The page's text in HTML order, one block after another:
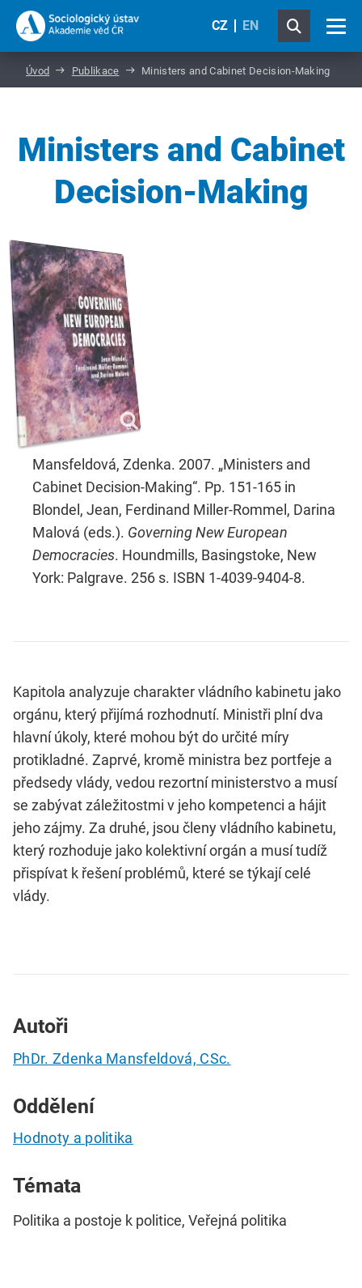
CZ EN
Úvod Publikace Ministers and Cabinet Decision-Making
Ministers and Cabinet
Decision-Making
Mansfeldová, Zdenka. 2007. „Ministers and
Cabinet Decision-Making“. Pp. 151-165 in
Blondel, Jean, Ferdinand Miller-Rommel, Darina
Malová (eds.). Governing New European
Democracies. Houndmills, Basingstoke, New
York: Palgrave. 256 s. ISBN 1-4039-9404-8.
Kapitola analyzuje charakter vládního kabinetu jako
orgánu, který přijímá rozhodnutí. Ministři plní dva
hlavní úkoly, které mohou být do určité míry
protikladné. Zaprvé, kromě ministra bez portfeje a
předsedy vlády, vedou rezortní ministerstvo a musí
se zabývat záležitostmi v jeho kompetenci a hájit
jeho zájmy. Za druhé, jsou členy vládního kabinetu,
který rozhoduje jako kolektivní orgán a musí tudíž
přispívat k řešení problémů, které se týkají celé
vlády.
Autoři
PhDr. Zdenka Mansfeldová, CSc.
Oddělení
Hodnoty a politika
Témata
Politika a postoje k politice, Veřejná politika